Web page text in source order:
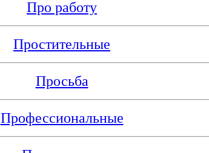
Про работу
Простительные
Просьба
Профессиональные